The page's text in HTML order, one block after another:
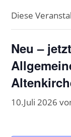
Diese
Neu –
10.Juli 2026